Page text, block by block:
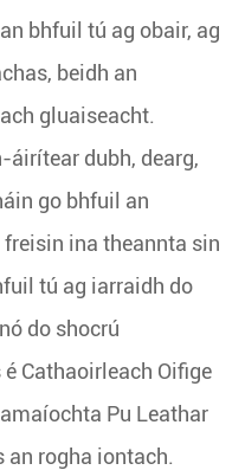
bhfuil tú ag obair, ag
beidh an
gluaiseacht.
áirítear dubh, dearg,
go bhfuil an
ina theannta sin
tú ag iarraidh do
do shocrú
Cathaoirleach Oifige
Pu Leathar
an rogha iontach.